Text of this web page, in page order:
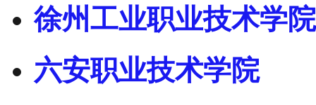
徐州工业职业技术学院
六安职业技术学院